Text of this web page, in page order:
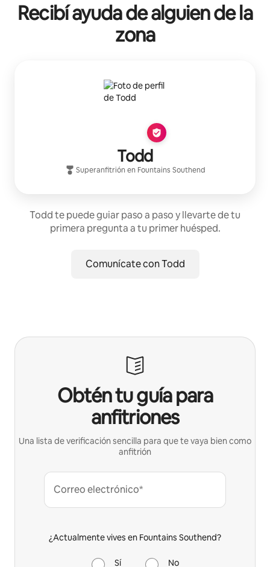
Recibí ayuda de alguien de la
zona
Todd
Superanfitrión en Fountains Southend
Todd te puede guiar paso a paso y llevarte de tu
primera pregunta a tu primer huésped.
Comunícate con Todd
Obtén tu guía para
anfitriones
Una lista de verificación sencilla para que te vaya bien como
anfitrión
Correo electrónico*
¿Actualmente vives en Fountains Southend?
Sí No